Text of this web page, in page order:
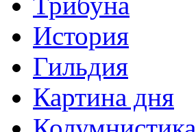
История
Гильдия
Картина дня